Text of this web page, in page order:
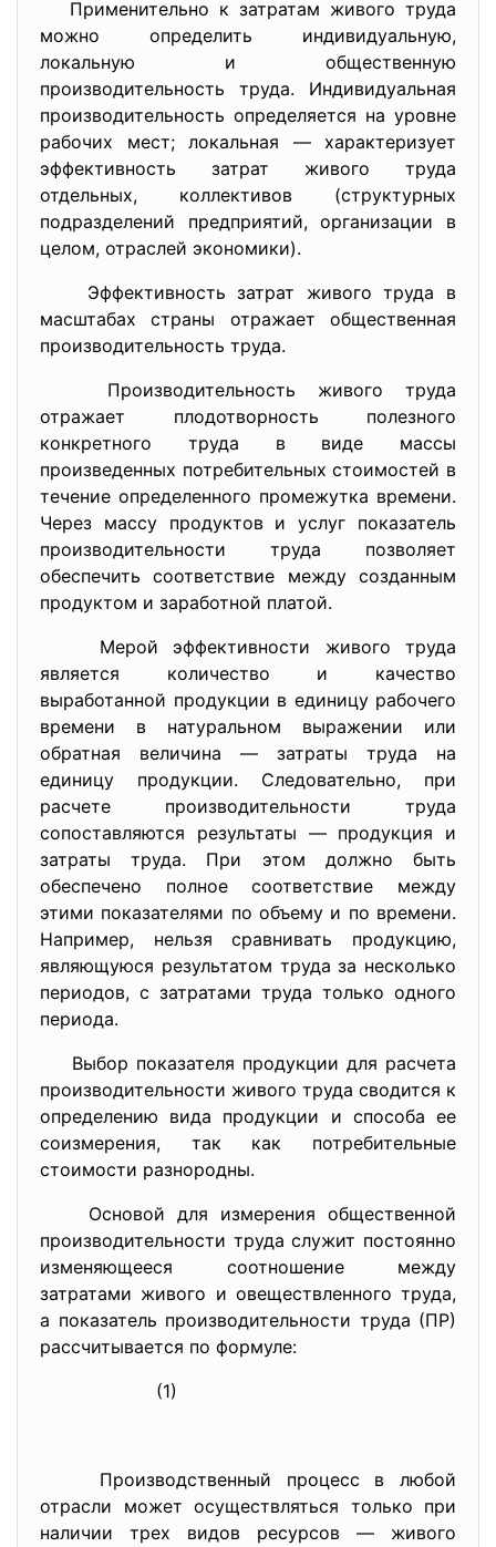
Применительно к затратам живого труда
можно определить индивидуальную,
локальную и общественную
производительность труда. Индивидуальная
производительность определяется на уровне
рабочих мест; локальная — характеризует
эффективность затрат живого труда
отдельных, коллективов (структурных
подразделений предприятий, организации в
целом, отраслей экономики).
Эффективность затрат живого труда в
масштабах страны отражает общественная
производительность труда.
Производительность живого труда
отражает плодотворность полезного
конкретного труда в виде массы
произведенных потребительных стоимостей в
течение определенного промежутка времени.
Через массу продуктов и услуг показатель
производительности труда позволяет
обеспечить соответствие между созданным
продуктом и заработной платой.
Мерой эффективности живого труда
является количество и качество
выработанной продукции в единицу рабочего
времени в натуральном выражении или
обратная величина — затраты труда на
единицу продукции. Следовательно, при
расчете производительности труда
сопоставляются результаты — продукция и
затраты труда. При этом должно быть
обеспечено полное соответствие между
этими показателями по объему и по времени.
Например, нельзя сравнивать продукцию,
являющуюся результатом труда за несколько
периодов, с затратами труда только одного
периода.
Выбор показателя продукции для расчета
производительности живого труда сводится к
определению вида продукции и способа ее
соизмерения, так как потребительные
стоимости разнородны.
Основой для измерения общественной
производительности труда служит постоянно
изменяющееся соотношение между
затратами живого и овеществленного труда,
а показатель производительности труда (ПР)
рассчитывается по формуле:
(1)
Производственный процесс в любой
отрасли может осуществляться только при
наличии трех видов ресурсов — живого